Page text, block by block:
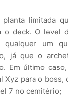
planta limitada
o deck. O level
qualquer um
já que o
Em último
Xyz para o boss,
7 no cemitério;